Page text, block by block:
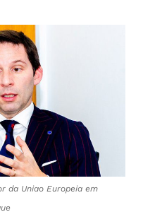
da Uniao Europeia em